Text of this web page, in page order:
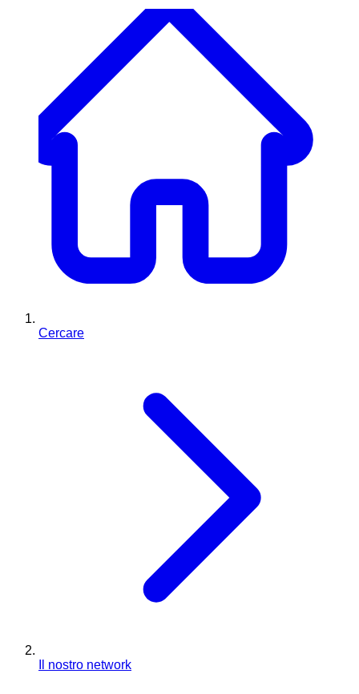
Cercare
Il nostro network